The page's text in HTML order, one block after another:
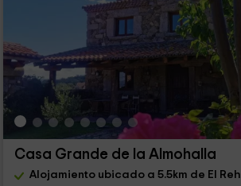
Casa Grande de la Almohalla
Alojamiento ubicado a 5.5km de El